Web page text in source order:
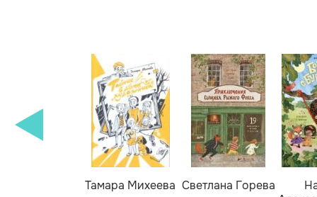
Тамара Михеева Светлана Горева